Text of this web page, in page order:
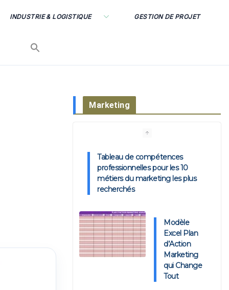
INDUSTRIE & LOGISTIQUE GESTION DE PROJET
Marketing
Tableau de compétences
professionnelles pour les 10
métiers du marketing les plus
recherchés
Modèle
Excel Plan
d’Action
Marketing
qui Change
Tout